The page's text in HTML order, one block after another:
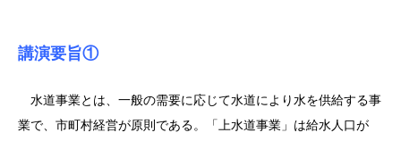
講演要旨①
水道事業とは、一般の需要に応じて水道により水を供給する事
業で、市町村経営が原則である。「上水道事業」は給水人口が